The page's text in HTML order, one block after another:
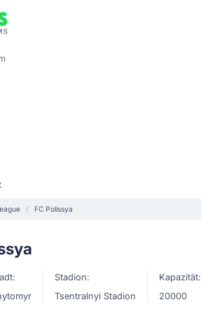
FC Polissya
Stadion:
Tsentralnyi Stadion
Kapazität:
20000